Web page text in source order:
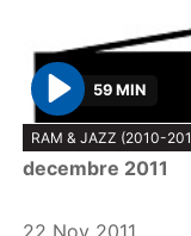
P
l
a
59 MIN
RAM & JAZZ (2010-
decembre 2011